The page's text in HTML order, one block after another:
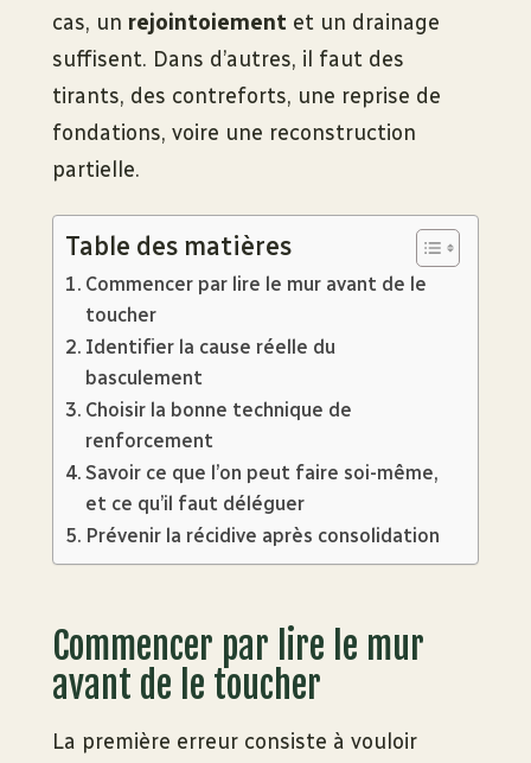
cas, un rejointoiement et un drainage
suffisent. Dans d’autres, il faut des
tirants, des contreforts, une reprise de
fondations, voire une reconstruction
partielle.
Table des matières
Commencer par lire le mur avant de le
toucher
Identifier la cause réelle du
basculement
Choisir la bonne technique de
renforcement
Savoir ce que l’on peut faire soi-même,
et ce qu’il faut déléguer
Prévenir la récidive après consolidation
Commencer par lire le mur
avant de le toucher
La première erreur consiste à vouloir